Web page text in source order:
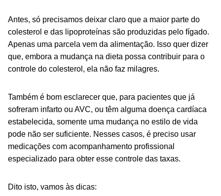
Antes, só precisamos deixar claro que a maior parte do
colesterol e das lipoproteínas são produzidas pelo fígado.
Apenas uma parcela vem da alimentação. Isso quer dizer
que, embora a mudança na dieta possa contribuir para o
controle do colesterol, ela não faz milagres.
Também é bom esclarecer que, para pacientes que já
sofreram infarto ou AVC, ou têm alguma doença cardíaca
estabelecida, somente uma mudança no estilo de vida
pode não ser suficiente. Nesses casos, é preciso usar
medicações com acompanhamento profissional
especializado para obter esse controle das taxas.
Dito isto, vamos às dicas: